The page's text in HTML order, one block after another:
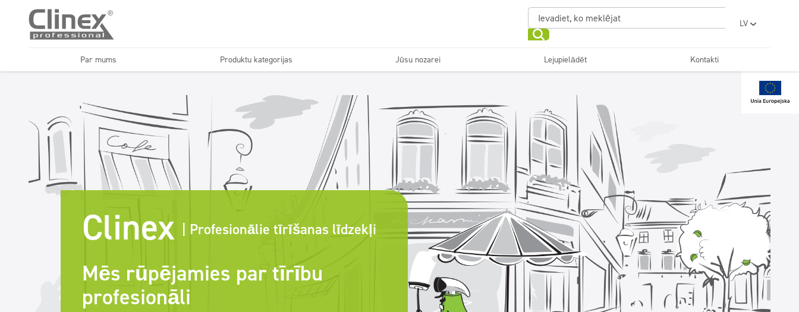
LV
UA
Par mums Produktu kategorijas
Grīdu kopšana Virtuves un iekārtas Ekonomiskā līnija
Atsvaidzinātāji un
neitralizatori
Superkoncentrāti
Jūsu nozarei
Automazgātavas Uzkopšanas uzņēmumi Veļas mazgātavas
Lejupielādēt Kontakti
Clinex | Profesionālie tīrīšanas līdzekļi
Mēs rūpējamies par tīrību
profesionāli